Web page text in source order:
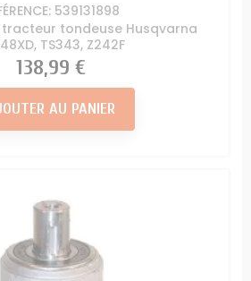
539131898
tracteur tondeuse Husqvarna
TS343, Z242F
Prix
138,99 €
AU PANIER